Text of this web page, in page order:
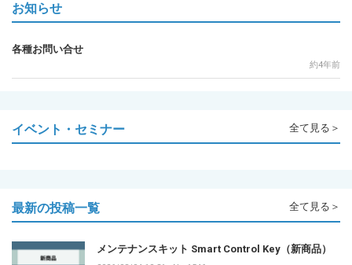
お知らせ
各種お問い合せ
約4年前
イベント・セミナー 全て見る＞
最新の投稿一覧 全て見る＞
メンテナンスキット Smart Control Key（新商品）